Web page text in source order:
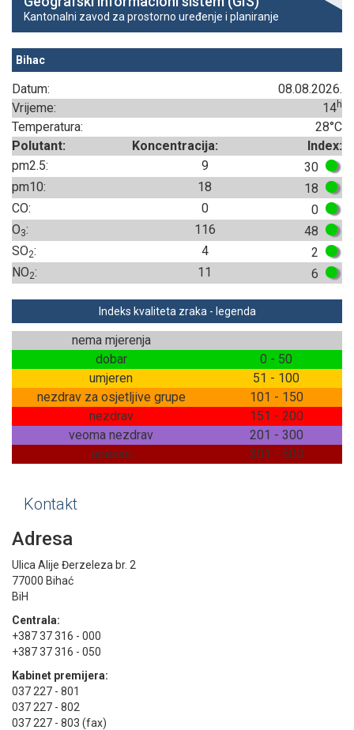
Kantonalni zavod za prostorno uređenje i planiranje
Bihac
Datum:
08.08.2026.
Vrijeme:
14h
Temperatura:
28°C
Polutant:
Koncentracija:
Index:
pm2.5:
9
30
pm10:
18
18
CO:
0
0
O3: 116
48
SO2: 4
2
NO2: 11 6
Indeks kvaliteta zraka - legenda
nema mjerenja
dobar
0 - 50
umjeren
51 - 100
nezdrav za osjetljive grupe
101 - 150
nezdrav
151 - 200
veoma nezdrav
201 - 300
opasan
301 - 500
Kontakt
Adresa
Ulica Alije Đerzeleza br. 2
77000 Bihać
BiH
Centrala:
+387 37 316 - 000
+387 37 316 - 050
Kabinet premijera:
037 227 - 801
037 227 - 802
037 227 - 803 (fax)